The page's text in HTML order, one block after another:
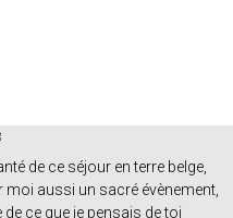
de ce séjour en terre belge,
aussi un sacré évènement,
ce que je pensais de toi